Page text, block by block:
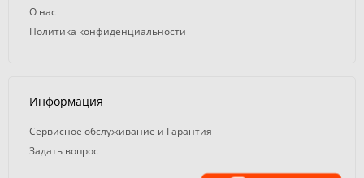
О нас
Политика конфиденциальности
Информация
Сервисное обслуживание и Гарантия
Задать вопрос